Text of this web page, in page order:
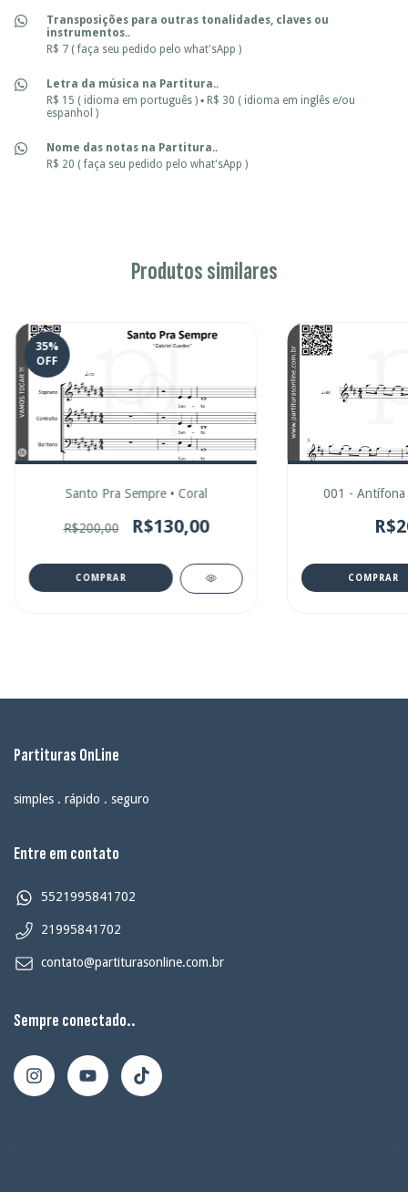
Transposições para outras tonalidades, claves ou
instrumentos..
R$ 7 ( faça seu pedido pelo what'sApp )
Letra da música na Partitura..
R$ 15 ( idioma em português ) ▪ R$ 30 ( idioma em inglês e/ou
espanhol )
Nome das notas na Partitura..
R$ 20 ( faça seu pedido pelo what'sApp )
Produtos similares
35%
OFF
Santo Pra Sempre • Coral
R$200,00 R$130,00
001 - Antífona
COMPRAR
Partituras OnLine
simples . rápido . seguro
Entre em contato
5521995841702
21995841702
contato@partiturasonline.com.br
Sempre conectado..